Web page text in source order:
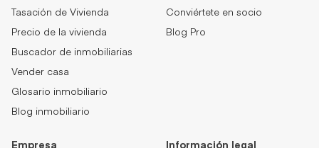
Tasación de Vivienda
Precio de la vivienda
Buscador de inmobiliarias
Vender casa
Glosario inmobiliario
Blog inmobiliario
Conviértete en socio
Blog Pro
Empresa Información legal